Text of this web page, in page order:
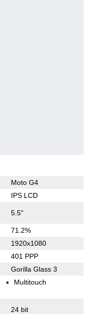
Moto G4
IPS LCD
5.5"
71.2%
1920x1080
401 PPP
Gorilla Glass 3
Multitouch
24 bit